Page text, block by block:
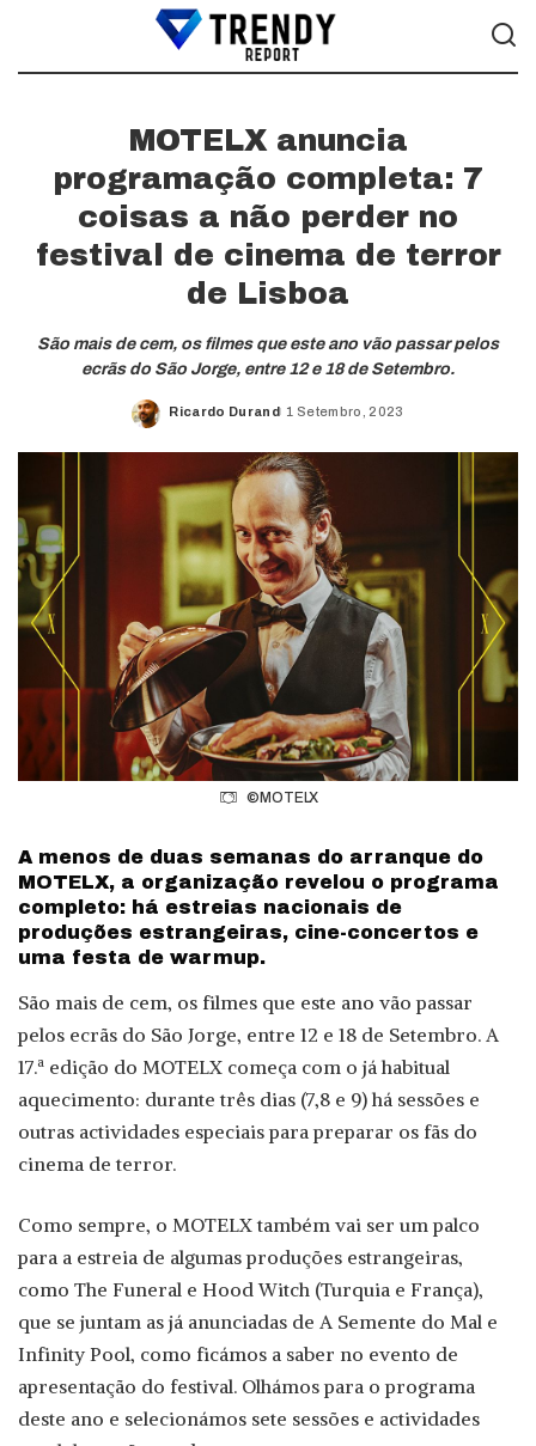
MOTELX anuncia
programação completa: 7
coisas a não perder no
festival de cinema de terror
de Lisboa
São mais de cem, os filmes que este ano vão passar pelos
ecrãs do São Jorge, entre 12 e 18 de Setembro.
Posted
Ricardo Durand 1 Setembro, 2023
©MOTELX
A menos de duas semanas do arranque do
MOTELX, a organização revelou o programa
completo: há estreias nacionais de
produções estrangeiras, cine-concertos e
uma festa de warmup.
São mais de cem, os filmes que este ano vão passar
pelos ecrãs do São Jorge, entre 12 e 18 de Setembro. A
17.ª edição do MOTELX começa com o já habitual
aquecimento: durante três dias (7,8 e 9) há sessões e
outras actividades especiais para preparar os fãs do
cinema de terror.
Como sempre, o MOTELX também vai ser um palco
para a estreia de algumas produções estrangeiras,
como The Funeral e Hood Witch (Turquia e França),
que se juntam as já anunciadas de A Semente do Mal e
Infinity Pool, como ficámos a saber no evento de
apresentação do festival. Olhámos para o programa
deste ano e selecionámos sete sessões e actividades